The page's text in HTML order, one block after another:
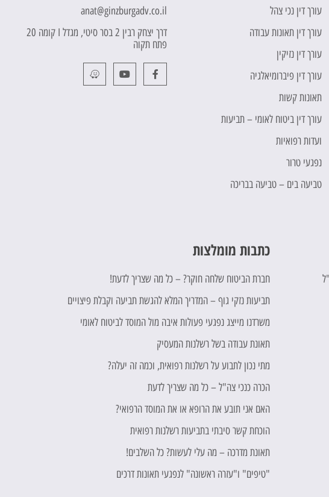
עורך דין נכי צהל
עורך דין תאונות עבודה
עורך דין נזיקין
עורך דין פיברומיאלגיה
תאונות קשות
עורך דין ביטוח לאומי – תביעות
ועדות רפואיות
נפגעי טרור
טביעה בים – טביעה בבריכה
anat@ginzburgadv.co.il
דרך יצחק רבין 2 בסר סיטי, מגדל I קומה 20
פתח תקוה
כתבות מומלצות
חברת הביטוח שלחה חוקר? – כל מה שצריך לדעת!
תביעות נזקי גוף – המדריך המלא להגשת תביעה וקבלת פיצויים
משרדנו מייצג נפגעי פעולות איבה מול המוסד לביטוח לאומי
תאונת עבודה בשל רשלנות המעסיק
מתי נכון לתבוע על רשלנות רפואית, וכמה זה יעלה?
הכרה כנכי צה"ל – כל מה שצריך לדעת
האם אני תובע את הרופא או את המוסד הרפואי?
הוכחת קשר סיבתי בתביעות רשלנות רפואית
תאונת מדרכה – מה עלי לעשות? כל השלבים!
"טיפים" ו"עזרה ראשונה" לנפגעי תאונות דרכים